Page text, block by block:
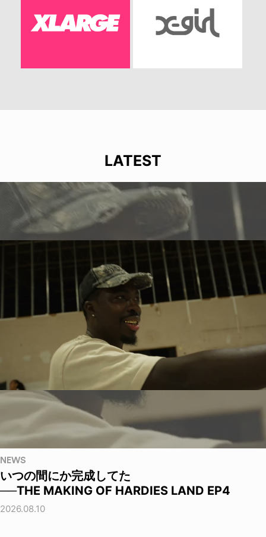
LATEST
NEWS
いつの間にか完成してた
──THE MAKING OF HARDIES LAND EP4
2026.08.10